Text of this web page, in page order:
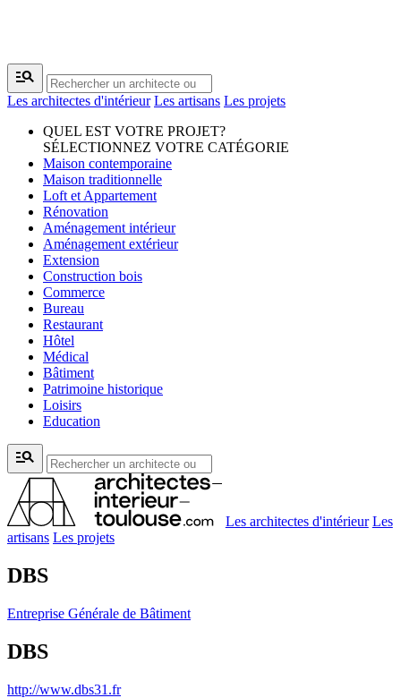
manage_search
Les architectes d'intérieur Les artisans Les projets
QUEL EST VOTRE PROJET?
SÉLECTIONNEZ VOTRE CATÉGORIE
Maison contemporaine
Maison traditionnelle
Loft et Appartement
Rénovation
Aménagement intérieur
Aménagement extérieur
Extension
Construction bois
Commerce
Bureau
Restaurant
Hôtel
Médical
Bâtiment
Patrimoine historique
Loisirs
Education
manage_search
Les architectes d'intérieur Les
artisans Les projets
DBS
Entreprise Générale de Bâtiment
DBS
http://www.dbs31.fr